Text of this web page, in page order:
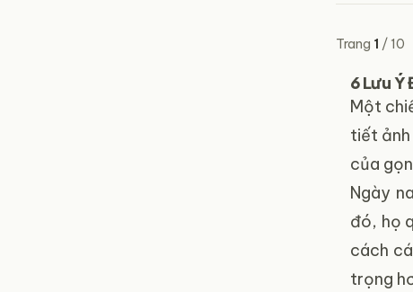
Trang 1 / 10
6 Lưu Ý
Một
tiết
của
Ngày
đó, họ
cách
trọng